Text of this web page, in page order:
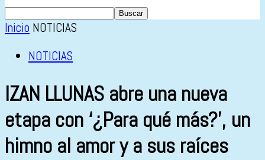
Inicio NOTICIAS
NOTICIAS
IZAN LLUNAS abre una nueva
etapa con ‘¿Para qué más?’, un
himno al amor y a sus raíces